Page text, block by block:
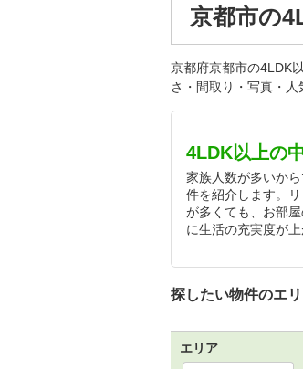
京都市の
京都府京都市の4LDK
さ・間取り・写真・
4LDK以上の
家族人数が多いか
件を紹介します。
が多くても、お部
に生活の充実度が
探したい物件のエ
エリア